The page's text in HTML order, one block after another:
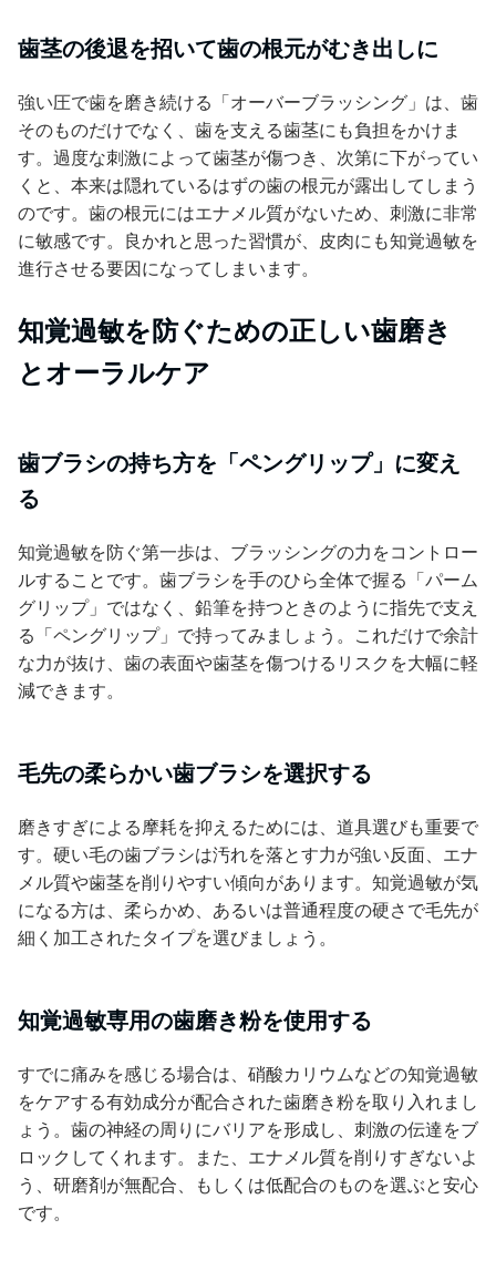
歯茎の後退を招いて歯の根元がむき出しに
強い圧で歯を磨き続ける「オーバーブラッシング」は、歯
そのものだけでなく、歯を支える歯茎にも負担をかけま
す。過度な刺激によって歯茎が傷つき、次第に下がってい
くと、本来は隠れているはずの歯の根元が露出してしまう
のです。歯の根元にはエナメル質がないため、刺激に非常
に敏感です。良かれと思った習慣が、皮肉にも知覚過敏を
進行させる要因になってしまいます。
知覚過敏を防ぐための正しい歯磨き
とオーラルケア
歯ブラシの持ち方を「ペングリップ」に変え
る
知覚過敏を防ぐ第一歩は、ブラッシングの力をコントロー
ルすることです。歯ブラシを手のひら全体で握る「パーム
グリップ」ではなく、鉛筆を持つときのように指先で支え
る「ペングリップ」で持ってみましょう。これだけで余計
な力が抜け、歯の表面や歯茎を傷つけるリスクを大幅に軽
減できます。
毛先の柔らかい歯ブラシを選択する
磨きすぎによる摩耗を抑えるためには、道具選びも重要で
す。硬い毛の歯ブラシは汚れを落とす力が強い反面、エナ
メル質や歯茎を削りやすい傾向があります。知覚過敏が気
になる方は、柔らかめ、あるいは普通程度の硬さで毛先が
細く加工されたタイプを選びましょう。
知覚過敏専用の歯磨き粉を使用する
すでに痛みを感じる場合は、硝酸カリウムなどの知覚過敏
をケアする有効成分が配合された歯磨き粉を取り入れまし
ょう。歯の神経の周りにバリアを形成し、刺激の伝達をブ
ロックしてくれます。また、エナメル質を削りすぎないよ
う、研磨剤が無配合、もしくは低配合のものを選ぶと安心
です。